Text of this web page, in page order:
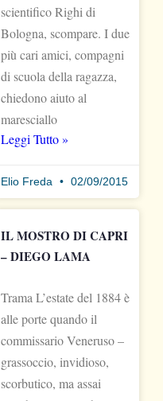
scientifico Righi di
Bologna, scompare. I due
più cari amici, compagni
di scuola della ragazza,
chiedono aiuto al
maresciallo
Leggi Tutto »
Elio Freda 02/09/2015
IL MOSTRO DI CAPRI
– DIEGO LAMA
Trama L’estate del 1884 è
alle porte quando il
commissario Veneruso –
grassoccio, invidioso,
scorbutico, ma assai